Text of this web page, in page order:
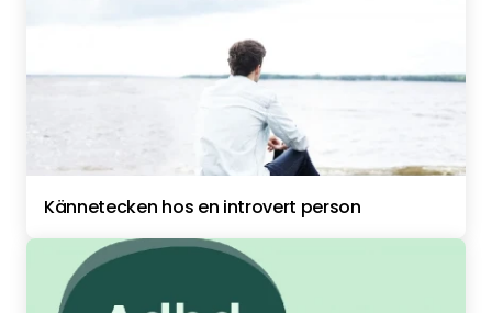
Kännetecken hos en introvert person